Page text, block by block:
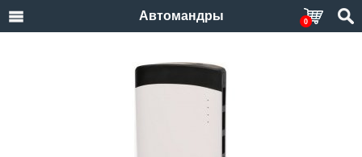
Автомандры 0